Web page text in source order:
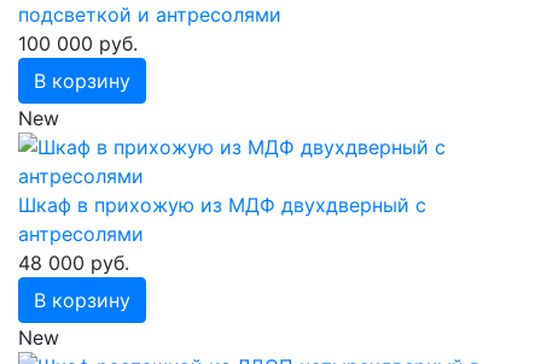
подсветкой и антресолями
100 000 руб.
В корзину
New
Шкаф в прихожую из МДФ двухдверный с
антресолями
48 000 руб.
В корзину
New